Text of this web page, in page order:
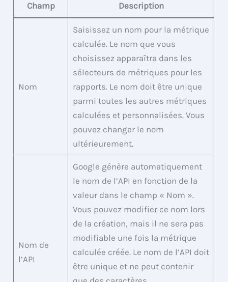
Champ Description
Nom
Saisissez un nom pour la métrique
calculée. Le nom que vous
choisissez apparaîtra dans les
sélecteurs de métriques pour les
rapports. Le nom doit être unique
parmi toutes les autres métriques
calculées et personnalisées. Vous
pouvez changer le nom
ultérieurement.
Nom de
l’API
Google génère automatiquement
le nom de l’API en fonction de la
valeur dans le champ « Nom ».
Vous pouvez modifier ce nom lors
de la création, mais il ne sera pas
modifiable une fois la métrique
calculée créée. Le nom de l’API doit
être unique et ne peut contenir